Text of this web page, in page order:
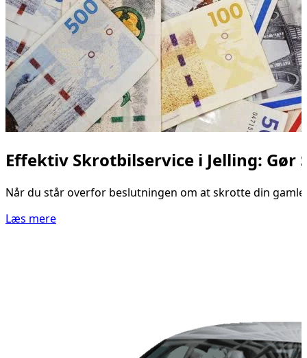
Effektiv Skrotbilservice i Jelling:
Når du står overfor beslutningen om at skrotte din
Læs mere